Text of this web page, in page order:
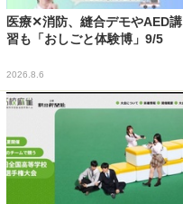
医療✕消防、縫合デモやAED講
習も「おしごと体験博」9/5
2026.8.6